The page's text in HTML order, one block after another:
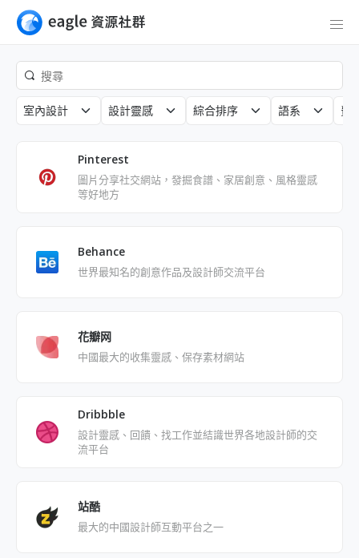
室內設計 設計靈感 綜合排序 語系 費
Pinterest
圖片分享社交網站，發掘食譜、家居創意、風格靈感
等好地方
Behance
世界最知名的創意作品及設計師交流平台
花瓣网
中國最大的收集靈感、保存素材網站
Dribbble
設計靈感、回饋、找工作並結識世界各地設計師的交
流平台
站酷
最大的中國設計師互動平台之一